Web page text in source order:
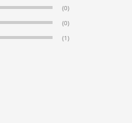
(0)
(0)
(1)